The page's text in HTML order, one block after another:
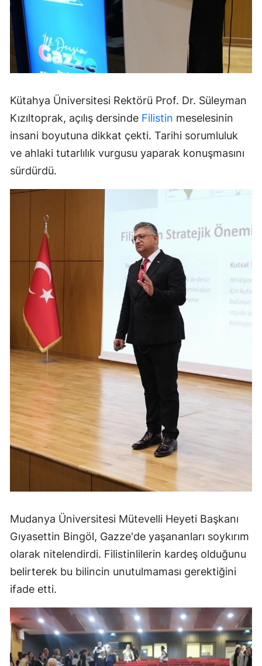
Kütahya Üniversitesi Rektörü Prof. Dr. Süleyman
Kızıltoprak, açılış dersinde Filistin meselesinin
insani boyutuna dikkat çekti. Tarihi sorumluluk
ve ahlaki tutarlılık vurgusu yaparak konuşmasını
sürdürdü.
Mudanya Üniversitesi Mütevelli Heyeti Başkanı
Gıyasettin Bingöl, Gazze'de yaşananları soykırım
olarak nitelendirdi. Filistinlilerin kardeş olduğunu
belirterek bu bilincin unutulmaması gerektiğini
ifade etti.